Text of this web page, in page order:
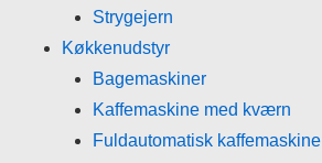
Strygejern
Køkkenudstyr
Bagemaskiner
Kaffemaskine med kværn
Fuldautomatisk kaffemaskine